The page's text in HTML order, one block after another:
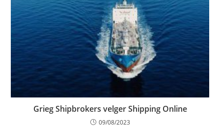
Grieg Shipbrokers velger Shipping Online
09/08/2023